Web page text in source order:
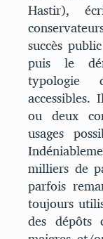
Hastir),
succès
puis le
typologie
accessibles.
ou deux
usages
milliers de
parfois
toujours
des dépôts